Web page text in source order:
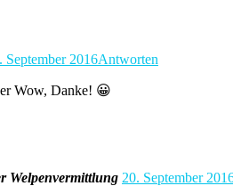
September 2016Antworten
Wow, Danke! 😀
Welpenvermittlung 20. September